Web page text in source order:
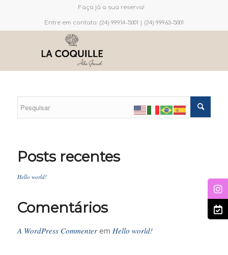
Faça já a sua reserva!
Entre em contato: (24) 99914-5001 | (24) 99963-5001
Posts recentes
Hello world!
Comentários
A WordPress Commenterem Hello world!